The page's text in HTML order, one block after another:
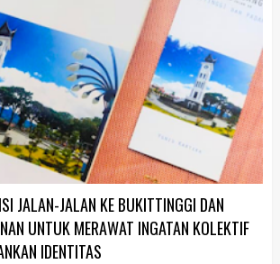
JALAN-JALAN KE BUKITTINGGI DAN
UNTUK MERAWAT INGATAN KOLEKTIF
IDENTITAS